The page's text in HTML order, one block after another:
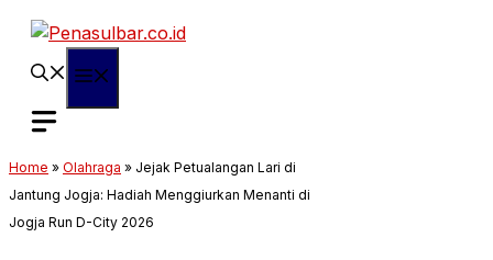
Langsung
Home » Olahraga » Jejak Petualangan Lari di
Jantung Jogja: Hadiah Menggiurkan Menanti di
Jogja Run D-City 2026